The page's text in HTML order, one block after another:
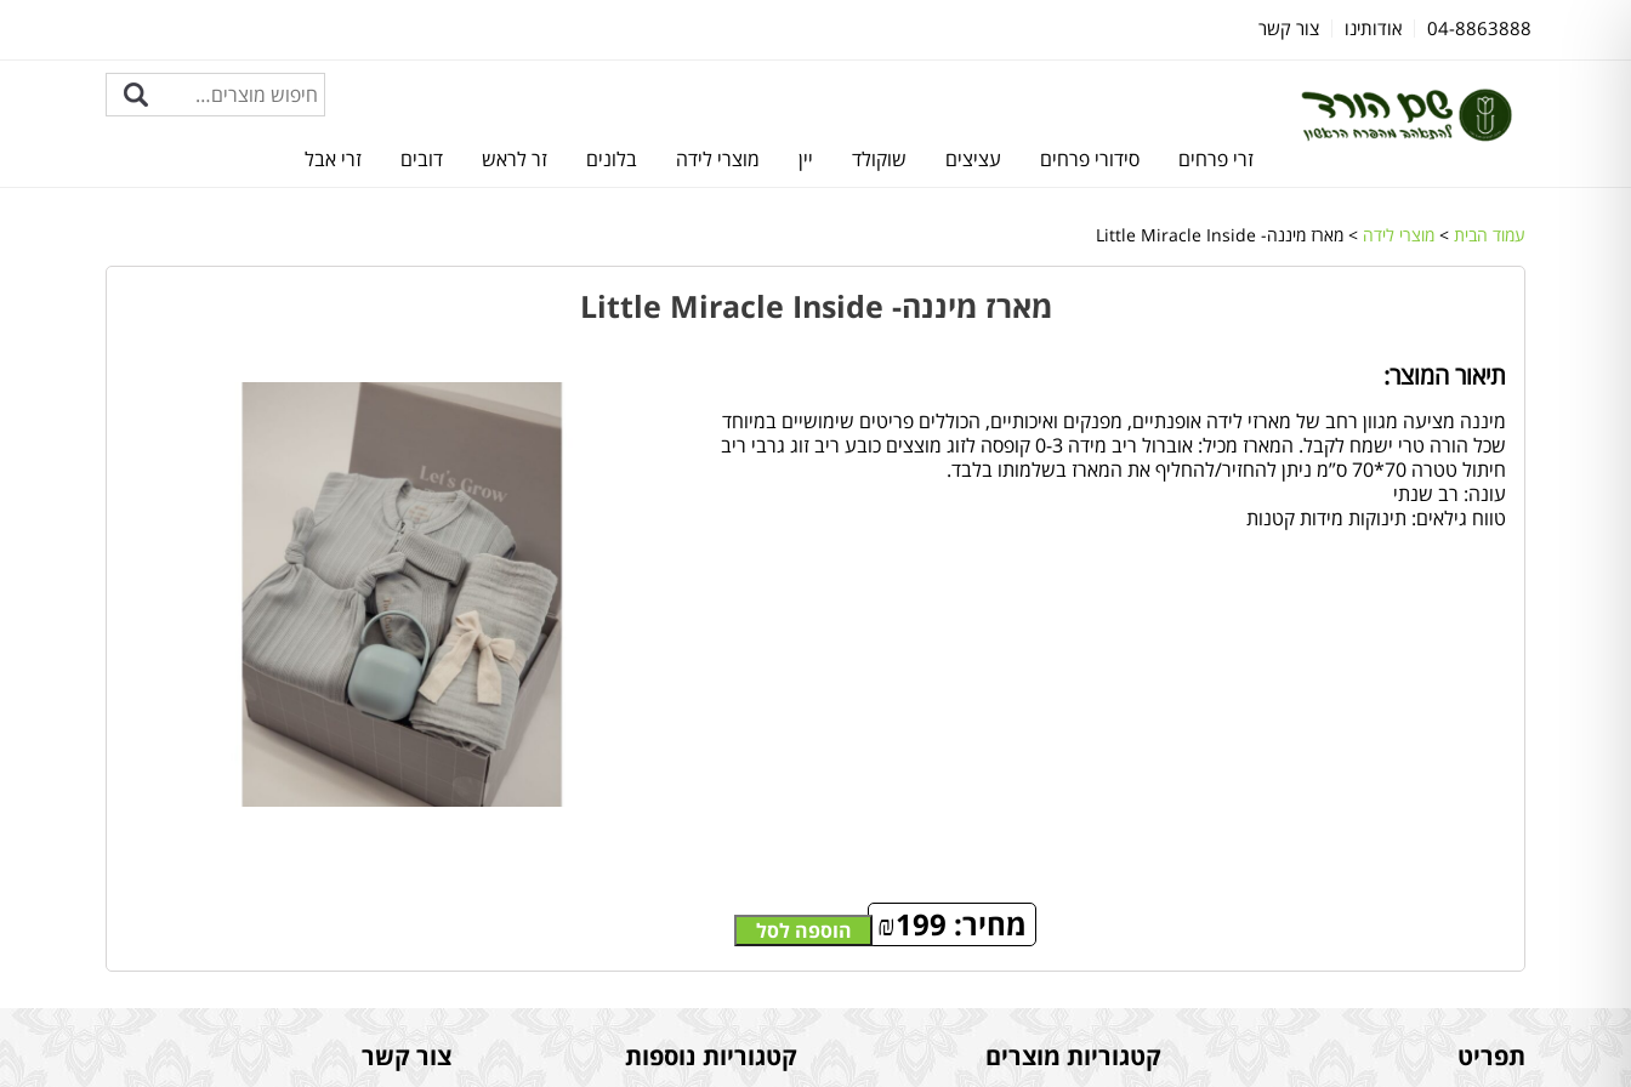
04-8863888 אודותינו צור קשר
זרי פרחים סידורי פרחים עציצים שוקולד יין מוצרי לידה בלונים זר לראש דובים זרי אבל
עמוד הבית > מוצרי לידה > מארז מיננה- Little Miracle Inside
מארז מיננה- Little Miracle Inside
תיאור המוצר:
מיננה מציעה מגוון רחב של מארזי לידה אופנתיים, מפנקים ואיכותיים, הכוללים פריטים שימושיים במיוחד
שכל הורה טרי ישמח לקבל. המארז מכיל: אוברול ריב מידה 0-3 קופסה לזוג מוצצים כובע ריב זוג גרבי ריב
חיתול טטרה 70*70 ס”מ ניתן להחזיר/להחליף את המארז בשלמותו בלבד.
עונה: רב שנתי
טווח גילאים: תינוקות מידות קטנות
מחיר: ₪199 הוספה לסל
תפריט קטגוריות מוצרים קטגוריות נוספות צור קשר